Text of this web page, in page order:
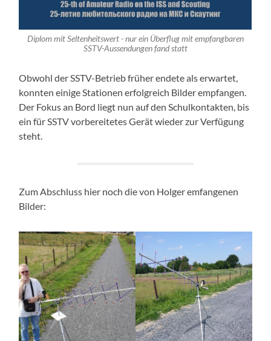
Diplom mit Seltenheitswert - nur ein Überflug mit empfangbaren
SSTV-Aussendungen fand statt
Obwohl der SSTV-Betrieb früher endete als erwartet,
konnten einige Stationen erfolgreich Bilder empfangen.
Der Fokus an Bord liegt nun auf den Schulkontakten, bis
ein für SSTV vorbereitetes Gerät wieder zur Verfügung
steht.
Zum Abschluss hier noch die von Holger emfangenen
Bilder: